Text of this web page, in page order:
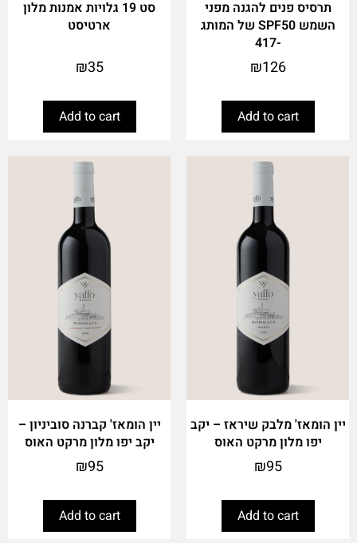
תרסיס פנים להגנה מפני
השמש SPF50 של המותג
-417
₪126
Add to cart
סט 19 גלויות אמנות מלון
ארטיסט
₪35
Add to cart
יין הומאז' מלבק שיראז – יקב
יפו מלון מרקט האוס
₪95
Add to cart
יין הומאז' קברנה סוביניון –
יקב יפו מלון מרקט האוס
₪95
Add to cart